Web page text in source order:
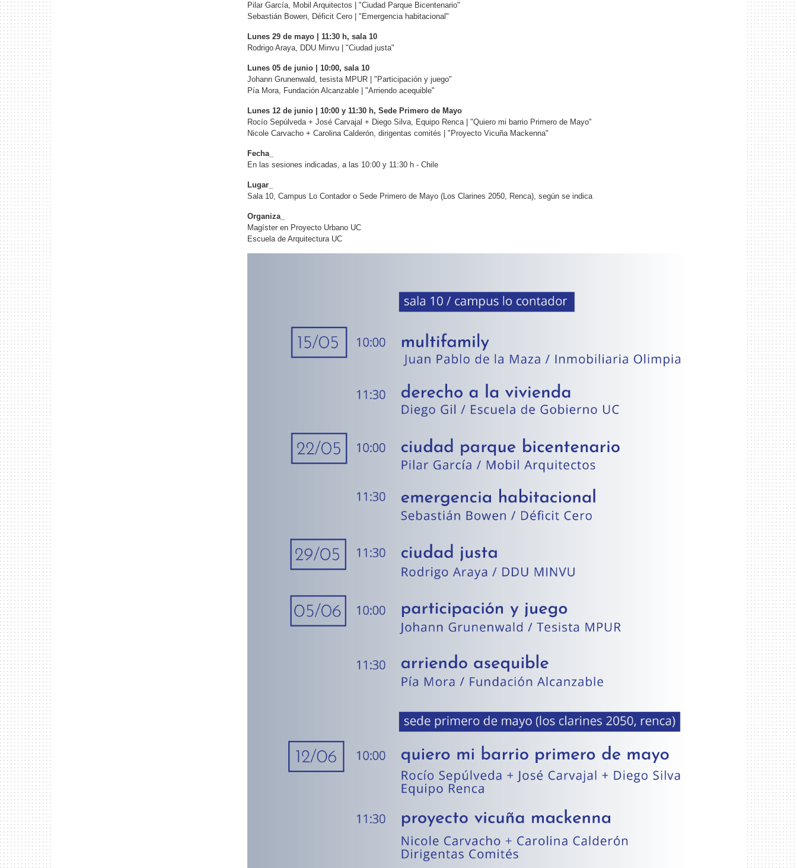
Pilar García, Mobil Arquitectos | "Ciudad Parque Bicentenario"
Sebastián Bowen, Déficit Cero | "Emergencia habitacional"
Lunes 29 de mayo | 11:30 h, sala 10
Rodrigo Araya, DDU Minvu | "Ciudad justa"
Lunes 05 de junio | 10:00, sala 10
Johann Grunenwald, tesista MPUR | "Participación y juego"
Pía Mora, Fundación Alcanzable | "Arriendo acequible"
Lunes 12 de junio | 10:00 y 11:30 h, Sede Primero de Mayo
Rocío Sepúlveda + José Carvajal + Diego Silva, Equipo Renca | "Quiero mi barrio Primero de Mayo"
Nicole Carvacho + Carolina Calderón, dirigentas comités | "Proyecto Vicuña Mackenna"
Fecha_
En las sesiones indicadas, a las 10:00 y 11:30 h - Chile
Lugar_
Sala 10, Campus Lo Contador o Sede Primero de Mayo (Los Clarines 2050, Renca), según se indica
Organiza_
Magíster en Proyecto Urbano UC
Escuela de Arquitectura UC